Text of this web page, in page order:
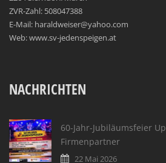
ZVR-Zahl: 508047388
E-Mail: haraldweiser@yahoo.com
Web: www.sv-jedenspeigen.at
NACHRICHTEN
60-Jahr-Jubiläumsfeier
Firmenpartner
22 Mai 2026